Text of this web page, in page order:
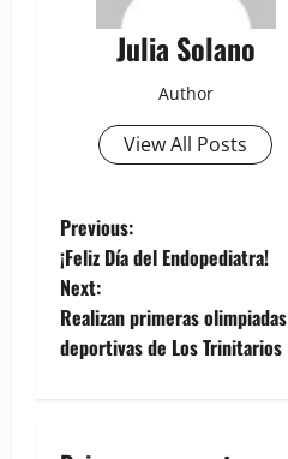
Julia Solano
Author
View All Posts
P
o
s
Previous:
¡Feliz Día del Endopediatra!
Next:
Realizan primeras olimpiadas
deportivas de Los Trinitarios